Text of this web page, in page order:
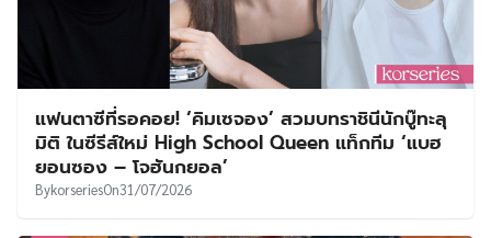
แฟนตาซีที่รอคอย! ‘คิมเซจอง’ สวมบทราชินีนักบู๊ทะลุ
มิติ ในซีรีส์ใหม่ High School Queen แท็กทีม ‘แบฮ
ยอนซอง – โจฮันกยอล’
BykorseriesOn31/07/2026